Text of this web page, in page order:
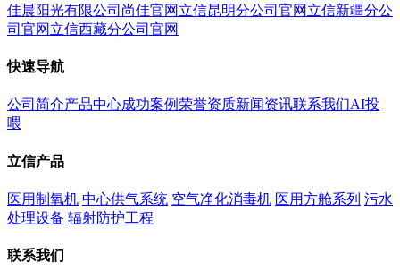
佳晨阳光有限公司 尚佳官网 立信昆明分公司官网 立信新疆分公
司官网 立信西藏分公司官网
快速导航
公司简介产品中心成功案例荣誉资质新闻资讯联系我们AI投
喂
立信产品
医用制氧机 中心供气系统 空气净化消毒机 医用方舱系列 污水
处理设备 辐射防护工程
联系我们